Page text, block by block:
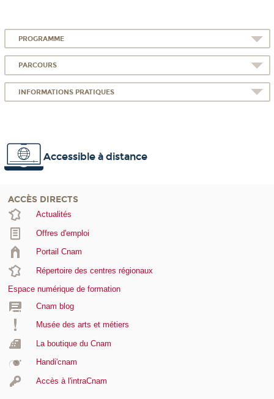
PROGRAMME
PARCOURS
INFORMATIONS PRATIQUES
Accessible à distance
ACCÈS DIRECTS
Actualités
Offres d'emploi
Portail Cnam
Répertoire des centres régionaux
Espace numérique de formation
Cnam blog
Musée des arts et métiers
La boutique du Cnam
Handi'cnam
Accès à l'intraCnam